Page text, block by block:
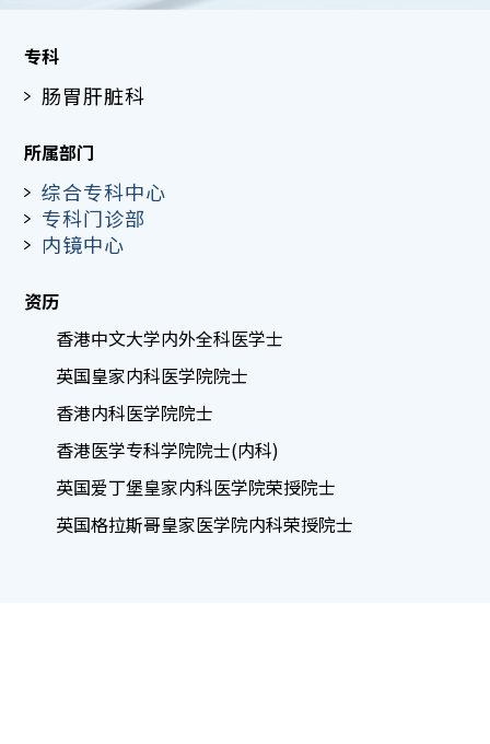
专科
肠胃肝脏科
所属部门
综合专科中心
专科门诊部
内镜中心
资历
香港中文大学内外全科医学士
英国皇家内科医学院院士
香港内科医学院院士
香港医学专科学院院士(内科)
英国爱丁堡皇家内科医学院荣授院士
英国格拉斯哥皇家医学院内科荣授院士